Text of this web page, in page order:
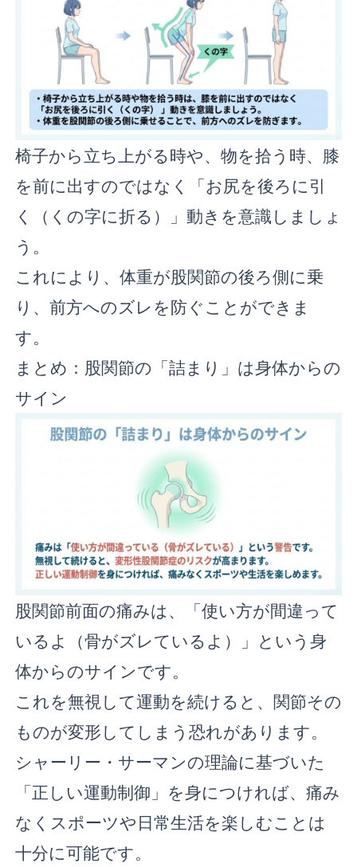
椅子から立ち上がる時や、物を拾う時、膝
を前に出すのではなく「お尻を後ろに引
く（くの字に折る）」動きを意識しましょ
う。
これにより、体重が股関節の後ろ側に乗
り、前方へのズレを防ぐことができま
す。
まとめ：股関節の「詰まり」は身体からの
サイン
股関節前面の痛みは、「使い方が間違って
いるよ（骨がズレているよ）」という身
体からのサインです。
これを無視して運動を続けると、関節その
ものが変形してしまう恐れがあります。
シャーリー・サーマンの理論に基づいた
「正しい運動制御」を身につければ、痛み
なくスポーツや日常生活を楽しむことは
十分に可能です。